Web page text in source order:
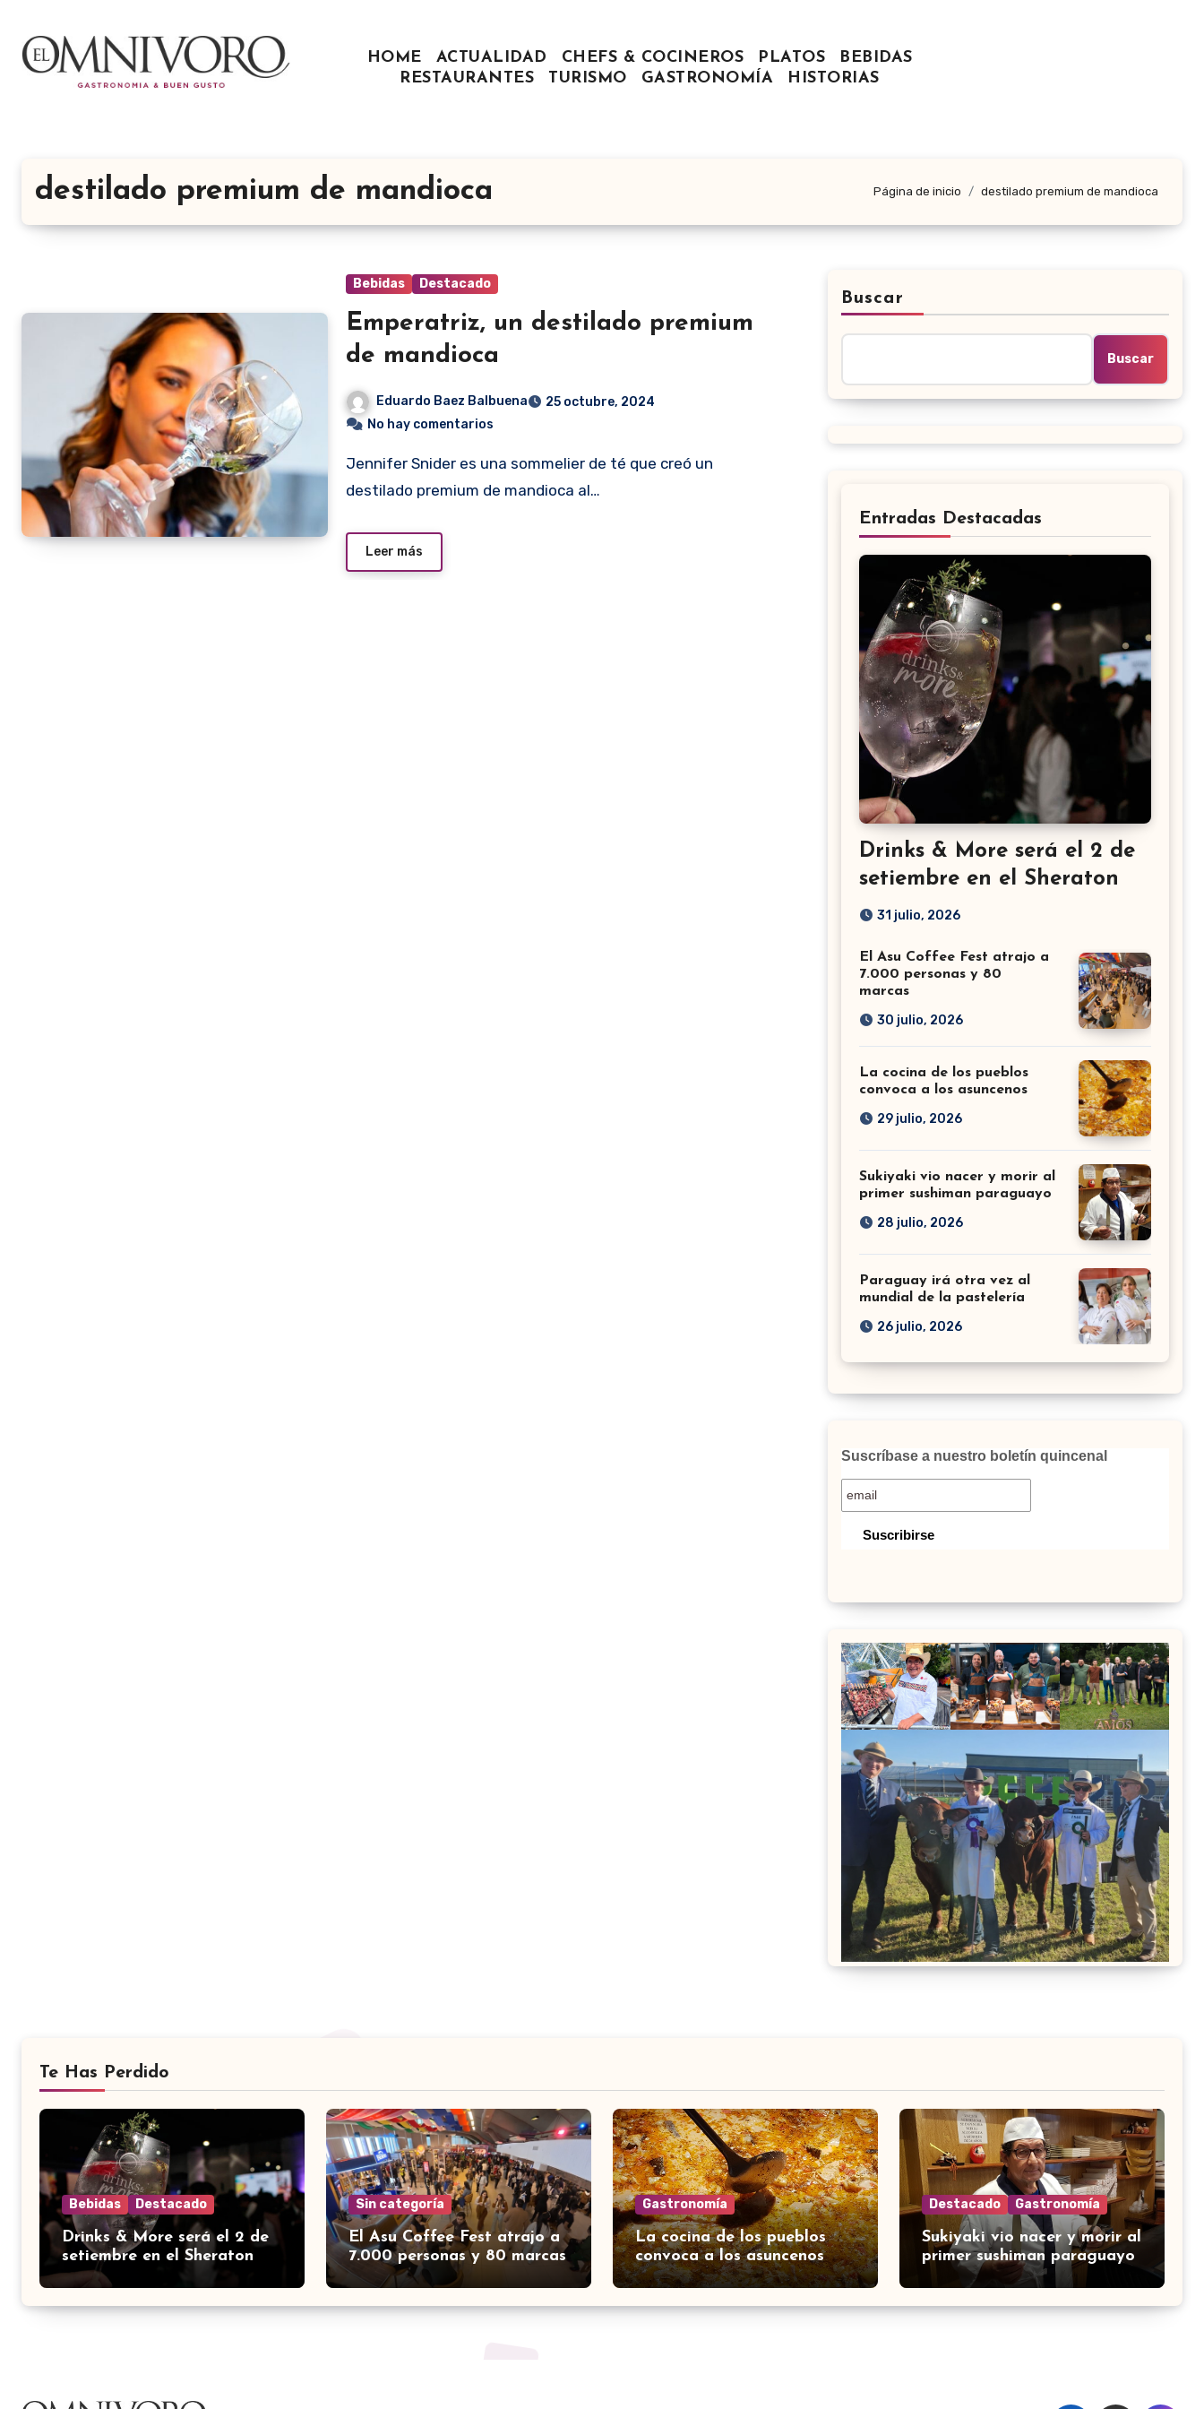
contenido
HOME ACTUALIDAD CHEFS & COCINEROS PLATOS
BEBIDAS
RESTAURANTES
TURISMO GASTRONOMÍA HISTORIAS
destilado premium de mandioca Página de inicio destilado premium de mandioca
Bebidas Destacado
Emperatriz, un destilado premium
de mandioca
Eduardo Baez Balbuena
25 octubre, 2024
No hay comentarios
Jennifer Snider es una sommelier de té que creó un
destilado premium de mandioca al…
Leer más
Buscar
Buscar
Entradas Destacadas
Drinks & More será el 2 de
setiembre en el Sheraton
31 julio, 2026
El Asu Coffee Fest atrajo a
7.000 personas y 80
marcas
30 julio, 2026
La cocina de los pueblos
convoca a los asuncenos
29 julio, 2026
Sukiyaki vio nacer y morir al
primer sushiman paraguayo
28 julio, 2026
Paraguay irá otra vez al
mundial de la pastelería
26 julio, 2026
Suscríbase a nuestro boletín quincenal
Te Has Perdido
Bebidas Destacado
Drinks & More será el 2 de
setiembre en el Sheraton
Sin categoría
El Asu Coffee Fest atrajo a
7.000 personas y 80 marcas
Gastronomía
La cocina de los pueblos
convoca a los asuncenos
Destacado Gastronomía
Sukiyaki vio nacer y morir al
primer sushiman paraguayo